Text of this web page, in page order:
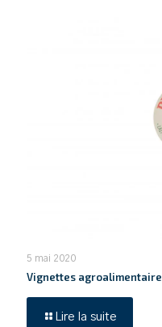
5 mai 2020
Vignettes agroalimentaire
Lire la suite